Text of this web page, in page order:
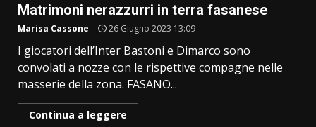
Matrimoni nerazzurri in terra fasanese
Marisa Cassone 26 Giugno 2023 13:09
I giocatori dell’Inter Bastoni e Dimarco sono
convolati a nozze con le rispettive compagne nelle
masserie della zona. FASANO...
Continua a leggere